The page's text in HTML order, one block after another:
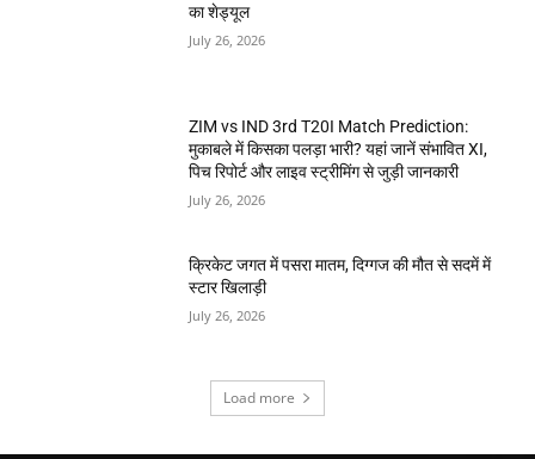
का शेड्यूल
July 26, 2026
ZIM vs IND 3rd T20I Match Prediction:
मुकाबले में किसका पलड़ा भारी? यहां जानें संभावित XI,
पिच रिपोर्ट और लाइव स्ट्रीमिंग से जुड़ी जानकारी
July 26, 2026
क्रिकेट जगत में पसरा मातम, दिग्गज की मौत से सदमें में
स्टार खिलाड़ी
July 26, 2026
Load more